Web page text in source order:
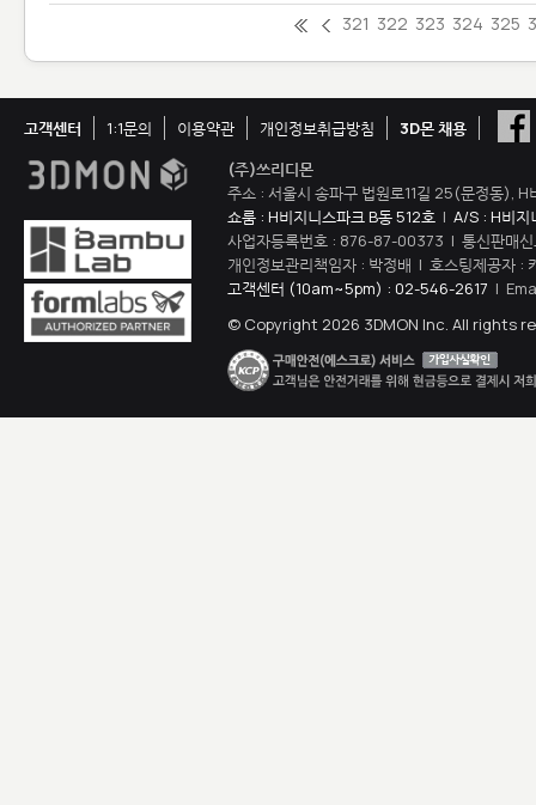
321 322 323 324 325
고객센터 1:1문의 이용약관 개인정보취급방침
3D몬 채용
(주)쓰리디몬
주소 : 서울시 송파구 법원로11길 25(문정동),
쇼룸 : H비지니스파크 B동 512호 | A/S : H비지
사업자등록번호 : 876-87-00373 | 통신판매
개인정보관리책임자 : 박정배 | 호스팅제공자 :
고객센터 (10am~5pm) : 02-546-2617 |
© Copyright 2026 3DMON Inc. All rights